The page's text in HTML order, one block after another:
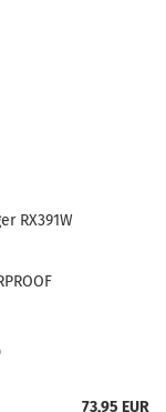
RX391W
73,95 EUR